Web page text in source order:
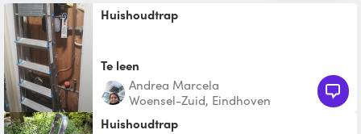
Huishoudtrap
Te leen
Andrea Marcela
Woensel-Zuid, Eindhoven
Huishoudtrap